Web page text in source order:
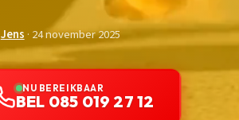
Jens · 24 november 2025
NU BEREIKBAAR
BEL 085 019 27 12